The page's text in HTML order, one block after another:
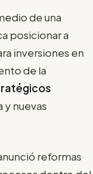
de una
posicionar a
inversiones en
de la
y nuevas
reformas